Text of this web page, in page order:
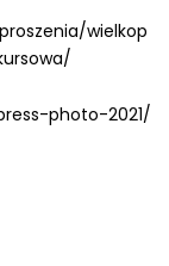
wielkop
photo-2021/